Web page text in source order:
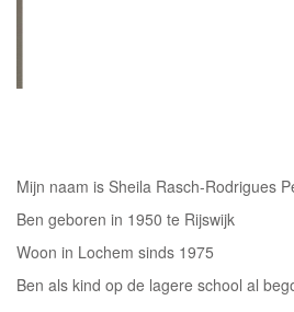
Mijn naam is Sheila Rasch-Rodrigues
Ben geboren in 1950 te Rijswijk
Woon in Lochem sinds 1975
Ben als kind op de lagere school al